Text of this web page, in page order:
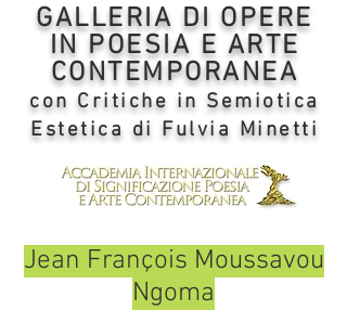
GALLERIA DI OPERE
IN POESIA E ARTE
CONTEMPORANEA
con Critiche in Semiotica
Estetica di Fulvia Minetti
Jean François Moussavou
Ngoma